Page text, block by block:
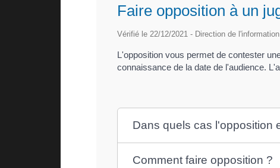
Faire opposition à un
Vérifié le 22/12/2021 - Direction de
L'opposition vous permet de contester
connaissance de la date de l'audience.
Dans quels cas l'opposition
Comment faire opposition ?